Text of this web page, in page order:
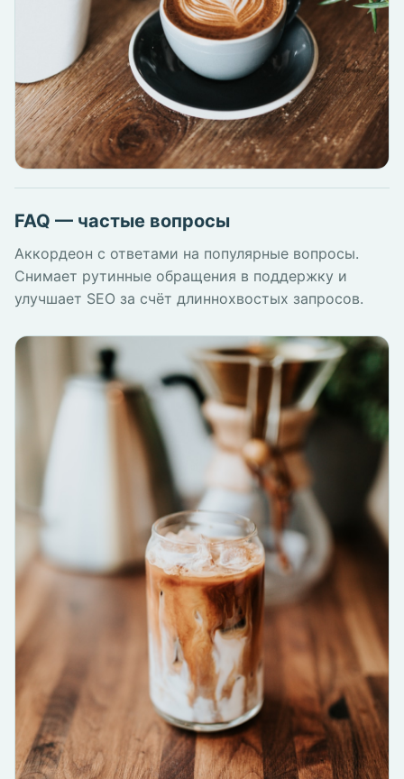
FAQ — частые вопросы
Аккордеон с ответами на популярные вопросы.
Снимает рутинные обращения в поддержку и
улучшает SEO за счёт длиннохвостых запросов.